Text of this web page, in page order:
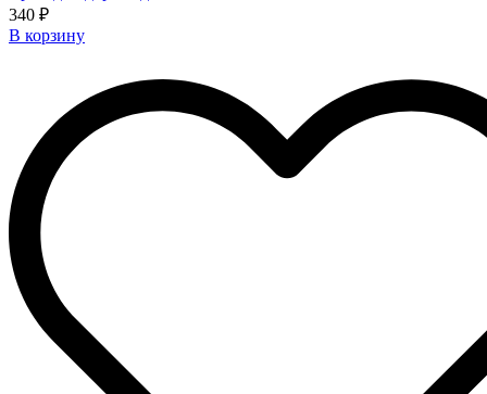
340 ₽
В корзину